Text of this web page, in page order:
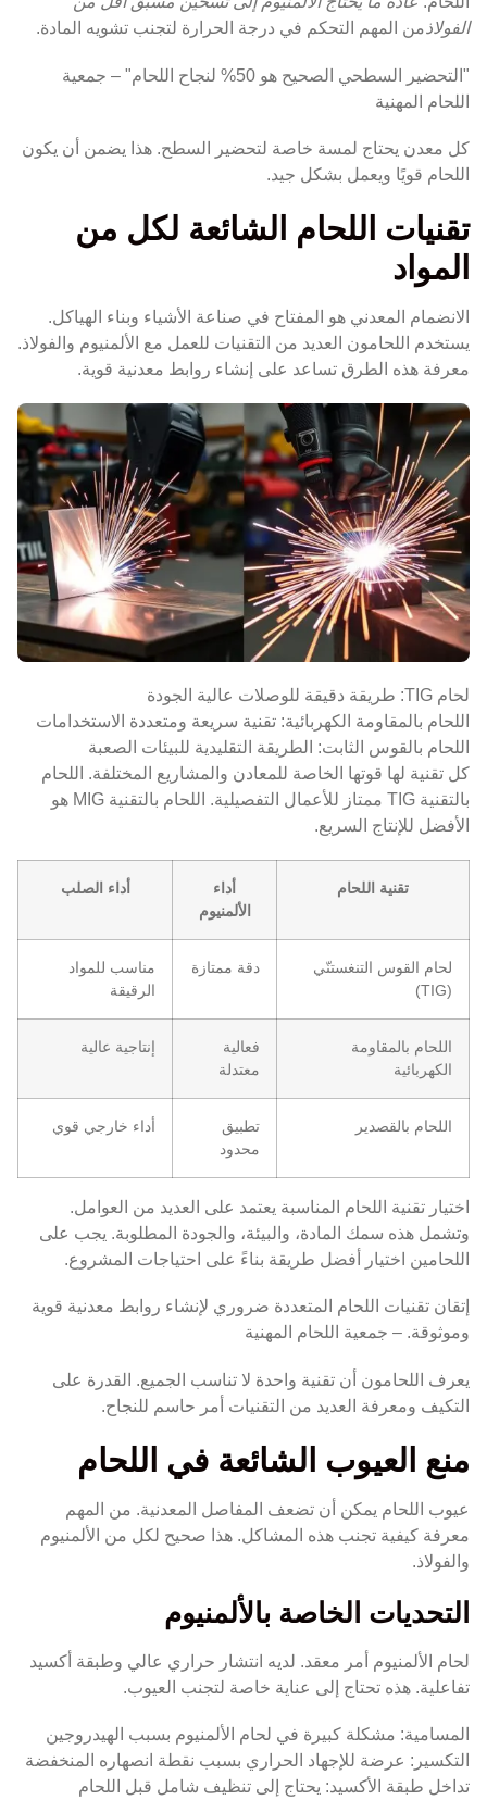
الفولاذمن المهم التحكم في درجة الحرارة لتجنب تشويه المادة.
"التحضير السطحي الصحيح هو 50% لنجاح اللحام" – جمعية
اللحام المهنية
كل معدن يحتاج لمسة خاصة لتحضير السطح. هذا يضمن أن يكون
اللحام قويًا ويعمل بشكل جيد.
تقنيات اللحام الشائعة لكل من
المواد
الانضمام المعدني هو المفتاح في صناعة الأشياء وبناء الهياكل.
يستخدم اللحامون العديد من التقنيات للعمل مع الألمنيوم والفولاذ.
معرفة هذه الطرق تساعد على إنشاء روابط معدنية قوية.
لحام TIG: طريقة دقيقة للوصلات عالية الجودة
اللحام بالمقاومة الكهربائية: تقنية سريعة ومتعددة الاستخدامات
اللحام بالقوس الثابت: الطريقة التقليدية للبيئات الصعبة
كل تقنية لها قوتها الخاصة للمعادن والمشاريع المختلفة. اللحام
بالتقنية TIG ممتاز للأعمال التفصيلية. اللحام بالتقنية MIG هو
الأفضل للإنتاج السريع.
تقنية اللحام
أداء
الألمنيوم
أداء الصلب
لحام القوس التنغستنّي
دقة ممتازة
مناسب للمواد
الرقيقة
اللحام بالمقاومة
الكهربائية
فعالية
معتدلة
إنتاجية عالية
اللحام بالقصدير
تطبيق
محدود
أداء خارجي قوي
اختيار تقنية اللحام المناسبة يعتمد على العديد من العوامل.
وتشمل هذه سمك المادة، والبيئة، والجودة المطلوبة. يجب على
اللحامين اختيار أفضل طريقة بناءً على احتياجات المشروع.
إتقان تقنيات اللحام المتعددة ضروري لإنشاء روابط معدنية قوية
وموثوقة. – جمعية اللحام المهنية
يعرف اللحامون أن تقنية واحدة لا تناسب الجميع. القدرة على
التكيف ومعرفة العديد من التقنيات أمر حاسم للنجاح.
منع العيوب الشائعة في اللحام
عيوب اللحام يمكن أن تضعف المفاصل المعدنية. من المهم
معرفة كيفية تجنب هذه المشاكل. هذا صحيح لكل من الألمنيوم
والفولاذ.
التحديات الخاصة بالألمنيوم
لحام الألمنيوم أمر معقد. لديه انتشار حراري عالي وطبقة أكسيد
تفاعلية. هذه تحتاج إلى عناية خاصة لتجنب العيوب.
المسامية: مشكلة كبيرة في لحام الألمنيوم بسبب الهيدروجين
التكسير: عرضة للإجهاد الحراري بسبب نقطة انصهاره المنخفضة
تداخل طبقة الأكسيد: يحتاج إلى تنظيف شامل قبل اللحام